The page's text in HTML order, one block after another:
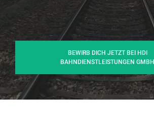
BEWIRB DICH JETZT BEI HDI
BAHNDIENSTLEISTUNGEN GMBH